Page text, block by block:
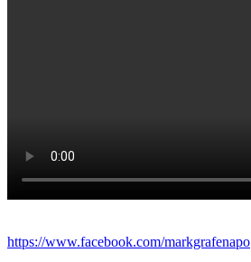
https://www.facebook.com/markgrafenapo